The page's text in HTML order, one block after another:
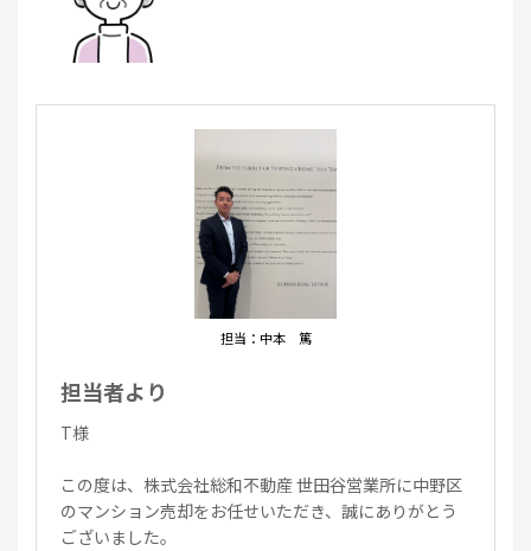
におすすめです。
担当：中本 篤
担当者より
T様
この度は、株式会社総和不動産 世田谷営業所に中野区
のマンション売却をお任せいただき、誠にありがとう
ございました。